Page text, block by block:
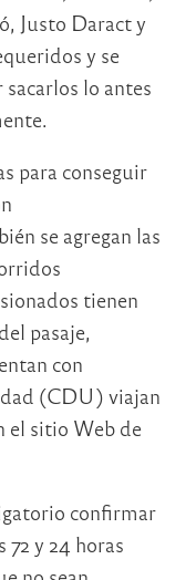
Justo Daract y
y se
lo antes
para conseguir
se agregan las
tienen
pasaje,
con
(CDU) viajan
el sitio Web de
confirmar
y 24 horas